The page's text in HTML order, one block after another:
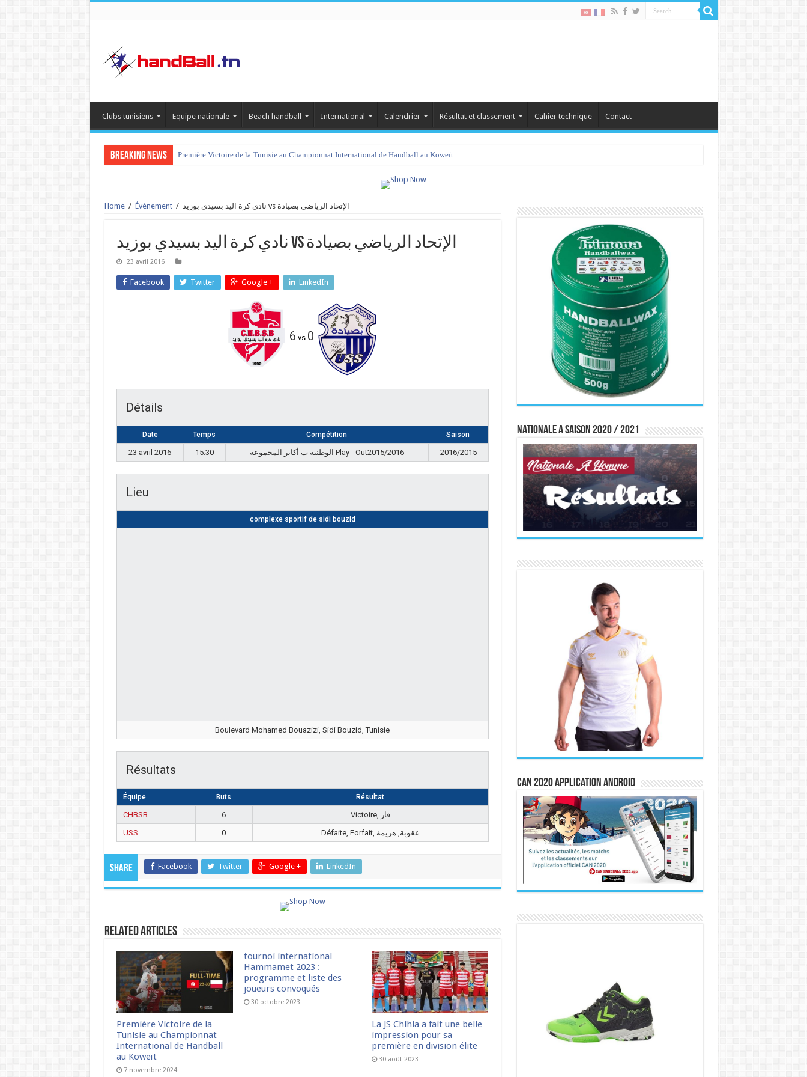
Clubs tunisiens Equipe nationale Beach handball International Calendrier Résultat et classement Cahier technique Contact
Breaking News Première Victoire de la Tunisie au Championnat International de Handball au Koweït
Home / Événement / نادي كرة اليد بسيدي بوزيد vs الإتحاد الرياضي بصيادة
نادي كرة اليد بسيدي بوزيد vs الإتحاد الرياضي بصيادة
23 avril 2016
Facebook Twitter Google + LinkedIn
6 vs 0
Détails
Date Temps Compétition Saison
23 avril 2016 15:30 الوطنية ب أكابر المجموعة Play - Out2015/2016 2016/2015
Lieu
complexe sportif de sidi bouzid
Boulevard Mohamed Bouazizi, Sidi Bouzid, Tunisie
Résultats
Équipe Buts Résultat
CHBSB 6
Victoire, فاز
USS
0 Défaite, Forfait, عقوبة, هزيمة
Share Facebook Twitter Google + LinkedIn
Related Articles
Première Victoire de la
Tunisie au Championnat
International de Handball
au Koweït
7 novembre 2024
tournoi international
Hammamet 2023 :
programme et liste des
joueurs convoqués
30 octobre 2023
La JS Chihia a fait une belle
impression pour sa
première en division élite
30 août 2023
Nationale A saison 2020 / 2021
CAN 2020 Application Android